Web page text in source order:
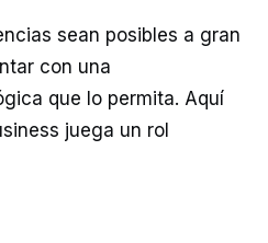
sean posibles a gran
con una
que lo permita. Aquí
juega un rol